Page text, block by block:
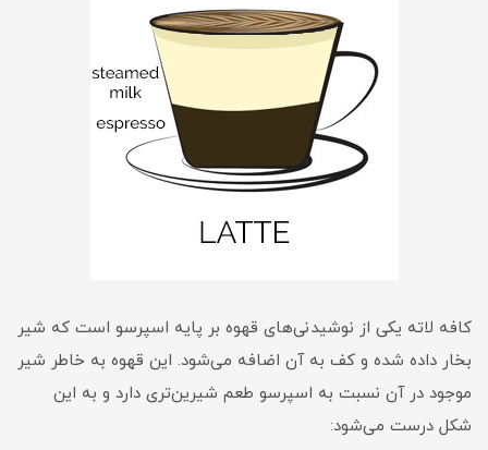
کافه لاته یکی از نوشیدنی‌های قهوه بر پایه اسپرسو است که شیر
بخار داده شده و کف به آن اضافه می‌شود. این قهوه به خاطر شیر
موجود در آن نسبت به اسپرسو طعم شیرین‌تری دارد و به این
شکل درست می‌شود: